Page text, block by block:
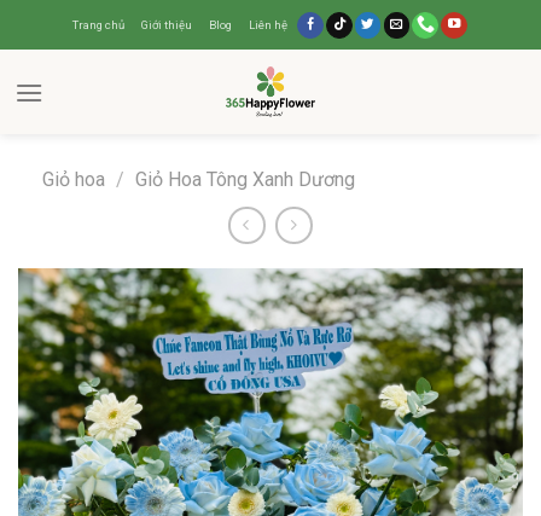
Trang chủ Giới thiệu Blog Liên hệ
Giỏ hoa / Giỏ Hoa Tông Xanh Dương